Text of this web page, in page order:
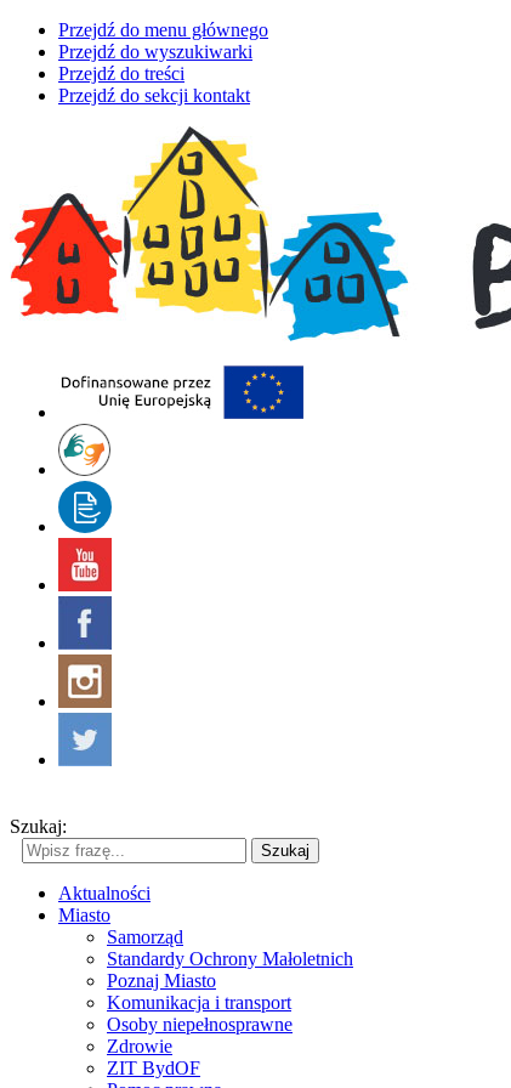
Przejdź do menu głównego
Przejdź do wyszukiwarki
Przejdź do treści
Przejdź do sekcji kontakt
Szukaj:
Szukaj
Aktualności
Miasto
Samorząd
Standardy Ochrony Małoletnich
Poznaj Miasto
Komunikacja i transport
Osoby niepełnosprawne
Zdrowie
ZIT BydOF